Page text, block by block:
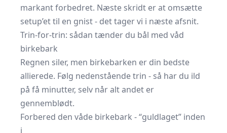
markant forbedret. Næste skridt er at omsætte
setup’et til en gnist - det tager vi i næste afsnit.
Trin-for-trin: sådan tænder du bål med våd
birkebark
Regnen siler, men birkebarken er din bedste
allierede. Følg nedenstående trin - så har du ild
på få minutter, selv når alt andet er
gennemblødt.
Forbered den våde birkebark - “guldlaget” inden
i